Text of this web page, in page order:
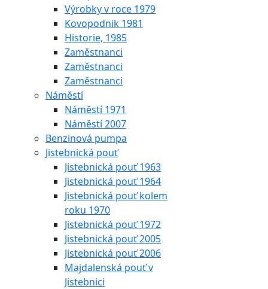
Výrobky v roce 1979
Kovopodnik 1981
Historie, 1985
Zaměstnanci
Zaměstnanci
Zaměstnanci
Náměstí
Náměstí 1971
Náměstí 2007
Benzinová pumpa
Jistebnická pouť
Jistebnická pouť 1963
Jistebnická pouť 1964
Jistebnická pouť kolem
roku 1970
Jistebnická pouť 1972
Jistebnická pouť 2005
Jistebnická pouť 2006
Majdalenská pouť v
Jistebnici